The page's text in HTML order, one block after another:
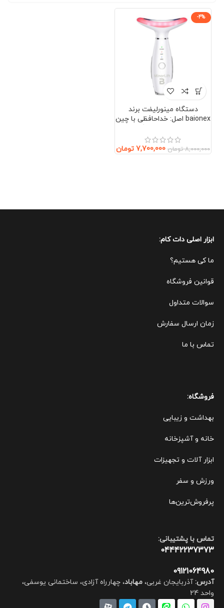
-4%
دستگاه مینورلیفت برند
baionex اصل: خداحافظی با چین
گردن)
8,000,000 تومان 7,700,000 تومان
ابزار اصلی دات کام:
ما کی هستیم؟
قوانین فروشگاه
سوالات متداول
زمان ارسال سفارش
تماس با ما
فروشگاه:
بهداشت و زیبایی
خانه و آشپزخانه
ابزار آلات و تجهیزات
ورزش و سفر
پرفروش‌ترین‌ها
تماس با پشتیبانی:
04442237373
09121064980
آدرس: آذربایجان غربی،مهاباد، چهارراه آزادی، ساختمانی یوسفی،
واحد 24